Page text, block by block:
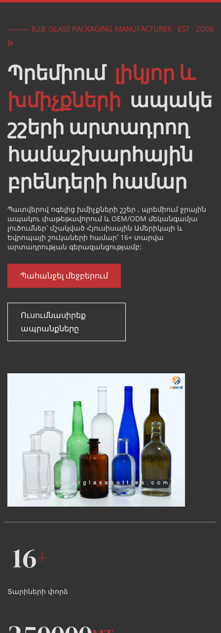
——— B2B GLASS PACKAGING MANUFACTURER · EST · 2008
թ.
Պրեմիում լիկյոր և
խմիչքների ապակե
շշերի արտադրող
համաշխարհային
բրենդերի համար
Պատվերով ոգելից խմիչքների շշեր , պրեմիում ջրային
ապակու փաթեթավորում և OEM/ODM մեկանգամյա
լուծումներ՝ մշակված Հյուսիսային Ամերիկայի և
Եվրոպայի շուկաների համար՝ 16+ տարվա
արտադրության գերազանցությամբ:
Պահանջել մեջբերում
Ուսումնասիրեք
ապրանքները
16+
Տարիների փորձ